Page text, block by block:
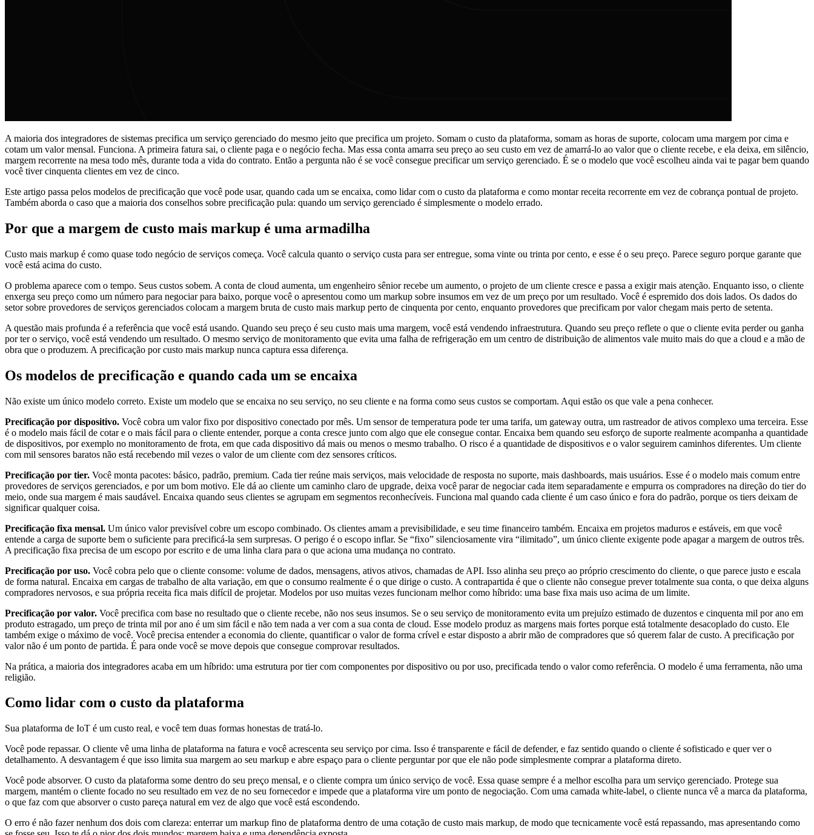
A maioria dos integradores de sistemas precifica um serviço gerenciado do mesmo jeito que precifica um projeto. Somam o custo da plataforma, somam as horas de suporte, colocam uma margem por cima e
cotam um valor mensal. Funciona. A primeira fatura sai, o cliente paga e o negócio fecha. Mas essa conta amarra seu preço ao seu custo em vez de amarrá-lo ao valor que o cliente recebe, e ela deixa, em silêncio,
margem recorrente na mesa todo mês, durante toda a vida do contrato. Então a pergunta não é se você consegue precificar um serviço gerenciado. É se o modelo que você escolheu ainda vai te pagar bem quando
você tiver cinquenta clientes em vez de cinco.
Este artigo passa pelos modelos de precificação que você pode usar, quando cada um se encaixa, como lidar com o custo da plataforma e como montar receita recorrente em vez de cobrança pontual de projeto.
Também aborda o caso que a maioria dos conselhos sobre precificação pula: quando um serviço gerenciado é simplesmente o modelo errado.
Por que a margem de custo mais markup é uma armadilha
Custo mais markup é como quase todo negócio de serviços começa. Você calcula quanto o serviço custa para ser entregue, soma vinte ou trinta por cento, e esse é o seu preço. Parece seguro porque garante que
você está acima do custo.
O problema aparece com o tempo. Seus custos sobem. A conta de cloud aumenta, um engenheiro sênior recebe um aumento, o projeto de um cliente cresce e passa a exigir mais atenção. Enquanto isso, o cliente
enxerga seu preço como um número para negociar para baixo, porque você o apresentou como um markup sobre insumos em vez de um preço por um resultado. Você é espremido dos dois lados. Os dados do
setor sobre provedores de serviços gerenciados colocam a margem bruta de custo mais markup perto de cinquenta por cento, enquanto provedores que precificam por valor chegam mais perto de setenta.
A questão mais profunda é a referência que você está usando. Quando seu preço é seu custo mais uma margem, você está vendendo infraestrutura. Quando seu preço reflete o que o cliente evita perder ou ganha
por ter o serviço, você está vendendo um resultado. O mesmo serviço de monitoramento que evita uma falha de refrigeração em um centro de distribuição de alimentos vale muito mais do que a cloud e a mão de
obra que o produzem. A precificação por custo mais markup nunca captura essa diferença.
Os modelos de precificação e quando cada um se encaixa
Não existe um único modelo correto. Existe um modelo que se encaixa no seu serviço, no seu cliente e na forma como seus custos se comportam. Aqui estão os que vale a pena conhecer.
Precificação por dispositivo. Você cobra um valor fixo por dispositivo conectado por mês. Um sensor de temperatura pode ter uma tarifa, um gateway outra, um rastreador de ativos complexo uma terceira. Esse
é o modelo mais fácil de cotar e o mais fácil para o cliente entender, porque a conta cresce junto com algo que ele consegue contar. Encaixa bem quando seu esforço de suporte realmente acompanha a quantidade
de dispositivos, por exemplo no monitoramento de frota, em que cada dispositivo dá mais ou menos o mesmo trabalho. O risco é a quantidade de dispositivos e o valor seguirem caminhos diferentes. Um cliente
com mil sensores baratos não está recebendo mil vezes o valor de um cliente com dez sensores críticos.
Precificação por tier. Você monta pacotes: básico, padrão, premium. Cada tier reúne mais serviços, mais velocidade de resposta no suporte, mais dashboards, mais usuários. Esse é o modelo mais comum entre
provedores de serviços gerenciados, e por um bom motivo. Ele dá ao cliente um caminho claro de upgrade, deixa você parar de negociar cada item separadamente e empurra os compradores na direção do tier do
meio, onde sua margem é mais saudável. Encaixa quando seus clientes se agrupam em segmentos reconhecíveis. Funciona mal quando cada cliente é um caso único e fora do padrão, porque os tiers deixam de
significar qualquer coisa.
Precificação fixa mensal. Um único valor previsível cobre um escopo combinado. Os clientes amam a previsibilidade, e seu time financeiro também. Encaixa em projetos maduros e estáveis, em que você
entende a carga de suporte bem o suficiente para precificá-la sem surpresas. O perigo é o escopo inflar. Se “fixo” silenciosamente vira “ilimitado”, um único cliente exigente pode apagar a margem de outros três.
A precificação fixa precisa de um escopo por escrito e de uma linha clara para o que aciona uma mudança no contrato.
Precificação por uso. Você cobra pelo que o cliente consome: volume de dados, mensagens, ativos ativos, chamadas de API. Isso alinha seu preço ao próprio crescimento do cliente, o que parece justo e escala
de forma natural. Encaixa em cargas de trabalho de alta variação, em que o consumo realmente é o que dirige o custo. A contrapartida é que o cliente não consegue prever totalmente sua conta, o que deixa alguns
compradores nervosos, e sua própria receita fica mais difícil de projetar. Modelos por uso muitas vezes funcionam melhor como híbrido: uma base fixa mais uso acima de um limite.
Precificação por valor. Você precifica com base no resultado que o cliente recebe, não nos seus insumos. Se o seu serviço de monitoramento evita um prejuízo estimado de duzentos e cinquenta mil por ano em
produto estragado, um preço de trinta mil por ano é um sim fácil e não tem nada a ver com a sua conta de cloud. Esse modelo produz as margens mais fortes porque está totalmente desacoplado do custo. Ele
também exige o máximo de você. Você precisa entender a economia do cliente, quantificar o valor de forma crível e estar disposto a abrir mão de compradores que só querem falar de custo. A precificação por
valor não é um ponto de partida. É para onde você se move depois que consegue comprovar resultados.
Na prática, a maioria dos integradores acaba em um híbrido: uma estrutura por tier com componentes por dispositivo ou por uso, precificada tendo o valor como referência. O modelo é uma ferramenta, não uma
religião.
Como lidar com o custo da plataforma
Sua plataforma de IoT é um custo real, e você tem duas formas honestas de tratá-lo.
Você pode repassar. O cliente vê uma linha de plataforma na fatura e você acrescenta seu serviço por cima. Isso é transparente e fácil de defender, e faz sentido quando o cliente é sofisticado e quer ver o
detalhamento. A desvantagem é que isso limita sua margem ao seu markup e abre espaço para o cliente perguntar por que ele não pode simplesmente comprar a plataforma direto.
Você pode absorver. O custo da plataforma some dentro do seu preço mensal, e o cliente compra um único serviço de você. Essa quase sempre é a melhor escolha para um serviço gerenciado. Protege sua
margem, mantém o cliente focado no seu resultado em vez de no seu fornecedor e impede que a plataforma vire um ponto de negociação. Com uma camada white-label, o cliente nunca vê a marca da plataforma,
o que faz com que absorver o custo pareça natural em vez de algo que você está escondendo.
O erro é não fazer nenhum dos dois com clareza: enterrar um markup fino de plataforma dentro de uma cotação de custo mais markup, de modo que tecnicamente você está repassando, mas apresentando como